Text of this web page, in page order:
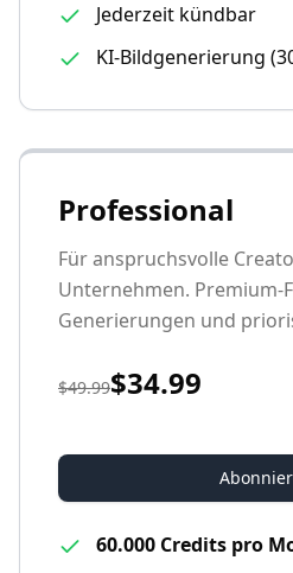
Jederzeit kündbar
KI-Bildgenerierung
Professional
Für anspruchsvolle
Unternehmen.
Generierungen und
$49.99$34.99
60.000 Credits pro